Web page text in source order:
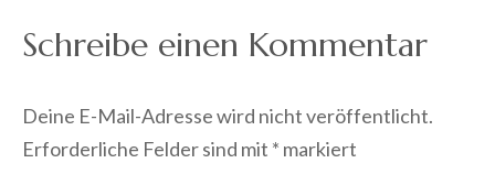
Schreibe einen Kommentar
Deine E-Mail-Adresse wird nicht veröffentlicht.
Erforderliche Felder sind mit * markiert